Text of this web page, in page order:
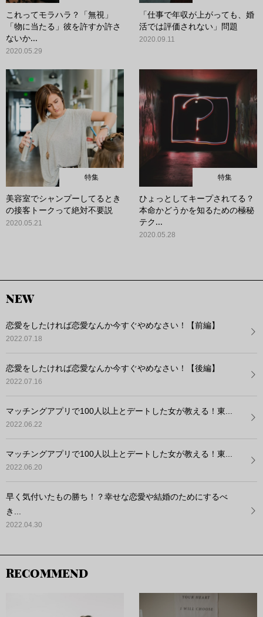
これってモラハラ？「無視」
「物に当たる」彼を許すか許さ
ないか...
2020.05.29
「仕事で年収が上がっても、婚
活では評価されない」問題
2020.09.11
特集
美容室でシャンプーしてるとき
の接客トークって絶対不要説
2020.05.21
特集
ひょっとしてキープされてる？
本命かどうかを知るための極秘
テク...
2020.05.28
NEW
恋愛をしたければ恋愛なんか今すぐやめなさい！【前編】
2022.07.18
恋愛をしたければ恋愛なんか今すぐやめなさい！【後編】
2022.07.16
マッチングアプリで100人以上とデートした女が教える！東...
2022.06.22
マッチングアプリで100人以上とデートした女が教える！東...
2022.06.20
早く気付いたもの勝ち！？幸せな恋愛や結婚のためにするべ
き...
2022.04.30
RECOMMEND